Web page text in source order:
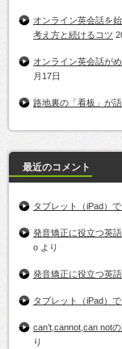
オンライン英会話を
考え方と続けるコツ
オンライン英会話が
月17日
路地裏の「看板」が
最近のコメント
タブレット（iPad）
発音矯正に役立つ英
o より
発音矯正に役立つ英
タブレット（iPad）
can’t,cannot,can not
り